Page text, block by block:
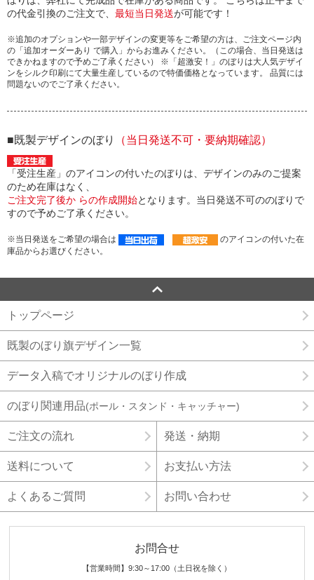
の代金引換のご注文で、 最短当日発送が可能です！
※追加のオプションや一部デザインの変更等をご希望の方は、ご注文ページ内
の「追加オーダーあり で購入」からお進みください。（この場合、当日発送は
できかねますので予めご了承ください） ※「超激安！」のぼりは大人気デザイ
ンをシルク印刷にて大量生産しているので特価価格となっています。 品質には
問題ないのでご了承ください。
■既製デザインのぼり （当日発送不可・要納期確認）
「受注生産」のアイコンの付いたのぼりは、デザインのみのご提案
のため在庫はなく、
ご注文完了後か らの作成開始となります。当日発送不可ののぼりで
すので予めご了承ください。
※当日発送をご希望の場合は
のアイコンの付いた在
庫品からお選びください。
トップページ
既製のぼり旗デザイン一覧
データ入稿でオリジナルのぼり作成
のぼり関連用品(ポール・スタンド・キャッチャー)
ご注文の流れ 発送・納期
送料について お支払い方法
よくあるご質問 お問い合わせ
お問合せ
【営業時間】9:30～17:00（土日祝を除く）